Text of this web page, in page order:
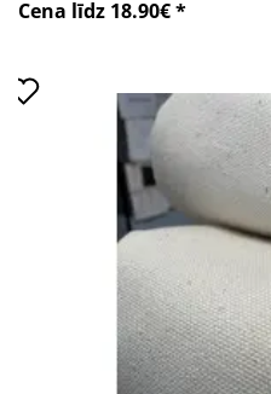
Cena līdz 18.90€ *